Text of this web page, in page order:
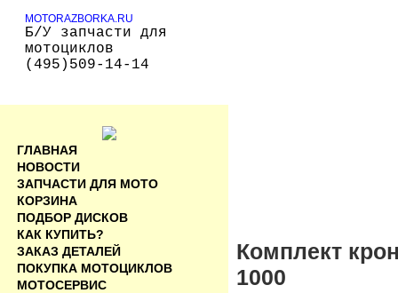
MOTORAZBORKA.RU
Б/У запчасти для
мотоциклов
(495)509-14-14
Комплект
1000
ГЛАВНАЯ
НОВОСТИ
ЗАПЧАСТИ ДЛЯ МОТО
КОРЗИНА
ПОДБОР ДИСКОВ
КАК КУПИТЬ?
ЗАКАЗ ДЕТАЛЕЙ
ПОКУПКА МОТОЦИКЛОВ
МОТОСЕРВИС